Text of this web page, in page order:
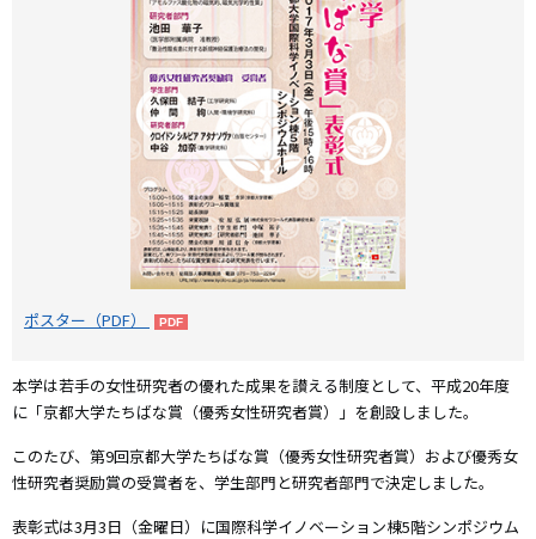
ポスター（PDF）
本学は若手の女性研究者の優れた成果を讃える制度として、平成20年度
に「京都大学たちばな賞（優秀女性研究者賞）」を創設しました。
このたび、第9回京都大学たちばな賞（優秀女性研究者賞）および優秀女
性研究者奨励賞の受賞者を、学生部門と研究者部門で決定しました。
表彰式は3月3日（金曜日）に国際科学イノベーション棟5階シンポジウム